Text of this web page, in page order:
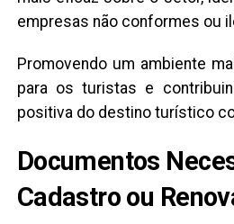
empresas não conformes ou
Promovendo um ambiente
para os turistas e
positiva do destino turístico
Documentos
Cadastro ou